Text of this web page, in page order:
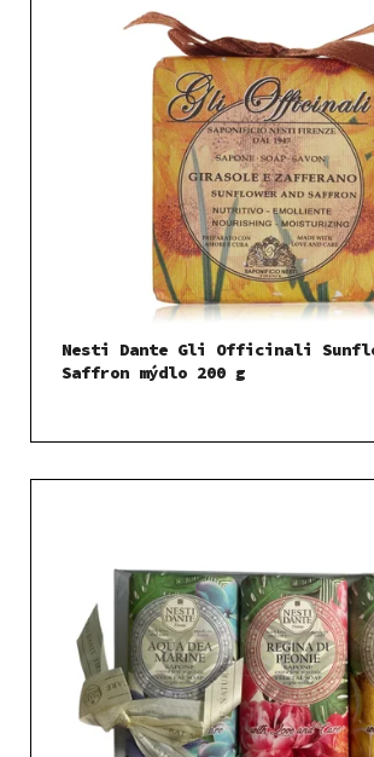
Nesti Dante Gli Officinali
Saffron mýdlo 200 g